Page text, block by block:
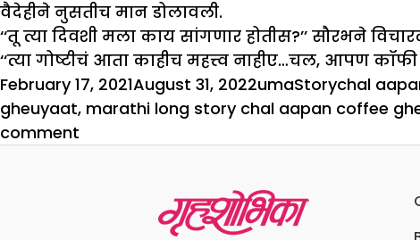
वैदेहीने नुसतीच मान डोलावली.
‘‘तू त्या दिवशी मला काय सांगणार होतीस?’’ सौरभने
‘‘त्या गोष्टीचं आता काहीच महत्त्व नाहीए…चल, आपण
Posted
on
February 17, 2021August 31, 2022Author
umaCategories
StoryTags
chal
gheuyaat, marathi long story chal aapan coffee
comment